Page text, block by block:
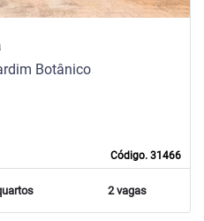
Código. 31466
Botânico
2 vagas